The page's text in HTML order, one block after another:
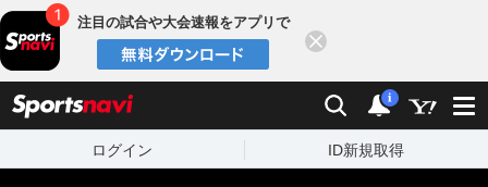
注目の試合や大会速報をアプリで
検索 通知
i
ログイン ID新規取得